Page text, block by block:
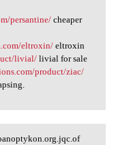
persantine/cheaper
eltroxin/eltroxin
livial/livial for sale
product/ziac/